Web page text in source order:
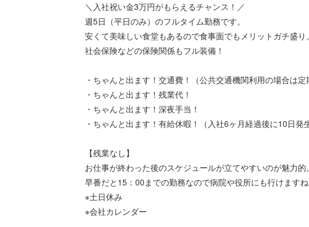
＼入社祝い金3万円がもらえるチャンス！／
週5日（平日のみ）のフルタイム勤務です。
安くて美味しい食堂もあるので食事面でもメリットガチ盛り。
社会保険などの保険関係もフル装備！
・ちゃんと出ます！交通費！（公共交通機関利用の場合は定
・ちゃんと出ます！残業代！
・ちゃんと出ます！深夜手当！
・ちゃんと出ます！有給休暇！（入社6ヶ月経過後に10日発生
【残業なし】
お仕事が終わった後のスケジュールが立てやすいのが魅力的。
早番だと15：00までの勤務なので病院や役所にも行けますね
※土日休み
※会社カレンダー